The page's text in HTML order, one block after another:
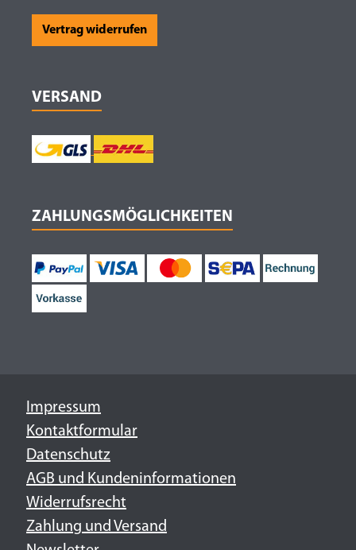
Vertrag widerrufen
VERSAND
ZAHLUNGSMÖGLICHKEITEN
Impressum
Kontaktformular
Datenschutz
AGB und Kundeninformationen
Widerrufsrecht
Zahlung und Versand